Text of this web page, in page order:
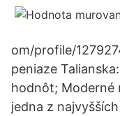
om/profile/
peniaze
hodnôt; Moderné
jedna z